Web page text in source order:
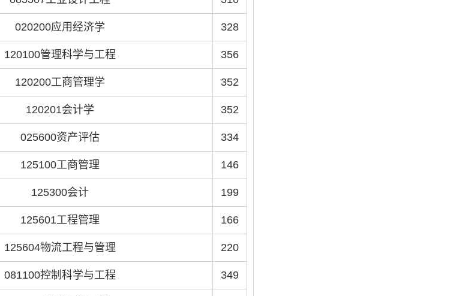
020200应用经济学 328
120100管理科学与工程 356
120200工商管理学 352
120201会计学 352
025600资产评估 334
125100工商管理 146
125300会计 199
125601工程管理 166
125604物流工程与管理 220
081100控制科学与工程 349